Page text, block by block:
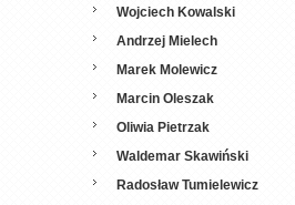
Wojciech Kowalski
Andrzej Mielech
Marek Molewicz
Marcin Oleszak
Oliwia Pietrzak
Waldemar Skawiński
Radosław Tumielewicz